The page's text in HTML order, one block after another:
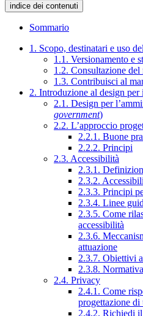
indice dei contenuti
Sommario
1. Scopo, destinatari e uso
1.1. Versionamento e
1.2. Consultazione del
1.3. Contribuisci al
2. Introduzione al design
2.1. Design per
government)
2.2. L’approccio
2.2.1. Buone
2.2.2. Principi
2.3. Accessibilità
2.3.1.
2.3.2.
2.3.3. Principi
2.3.4. Linee
2.3.5. Come
accessibilità
2.3.6.
attuazione
2.3.7. Obiettivi
2.3.8.
2.4. Privacy
2.4.1. Come
progettazione
2.4.2. Richiedi il